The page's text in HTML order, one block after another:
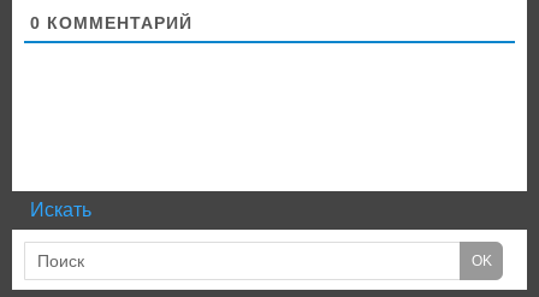
0 КОММЕНТАРИЙ
Искать